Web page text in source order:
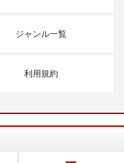
ジャンル一覧
利用規約